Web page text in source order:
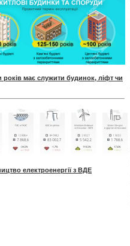
років має служити будинок, ліфт чи
електроенергії з ВДЕ